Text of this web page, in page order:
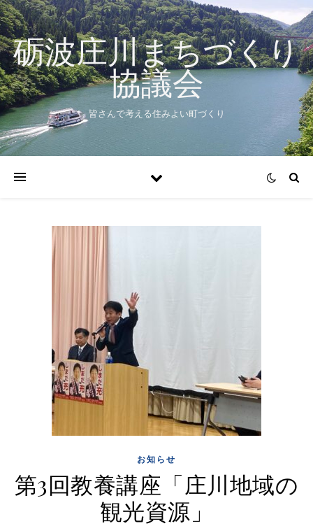
砺波庄川まちづくり
協議会
皆さんで考える住みよい町づくり
お知らせ
第3回教養講座「庄川地域の
観光資源」